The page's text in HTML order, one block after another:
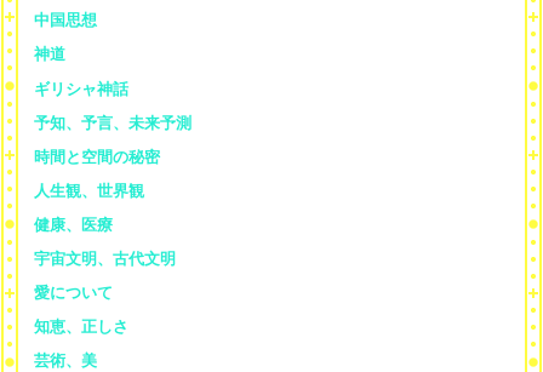
中国思想
神道
ギリシャ神話
予知、予言、未来予測
時間と空間の秘密
人生観、世界観
健康、医療
宇宙文明、古代文明
愛について
知恵、正しさ
芸術、美